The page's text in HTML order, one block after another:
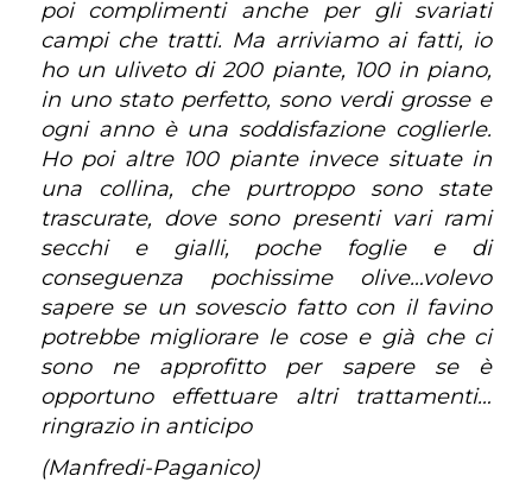
poi complimenti anche per gli svariati
campi che tratti. Ma arriviamo ai fatti, io
ho un uliveto di 200 piante, 100 in piano,
in uno stato perfetto, sono verdi grosse e
ogni anno è una soddisfazione coglierle.
Ho poi altre 100 piante invece situate in
una collina, che purtroppo sono state
trascurate, dove sono presenti vari rami
secchi e gialli, poche foglie e di
conseguenza pochissime olive…volevo
sapere se un sovescio fatto con il favino
potrebbe migliorare le cose e già che ci
sono ne approfitto per sapere se è
opportuno effettuare altri trattamenti…
ringrazio in anticipo
(Manfredi-Paganico)